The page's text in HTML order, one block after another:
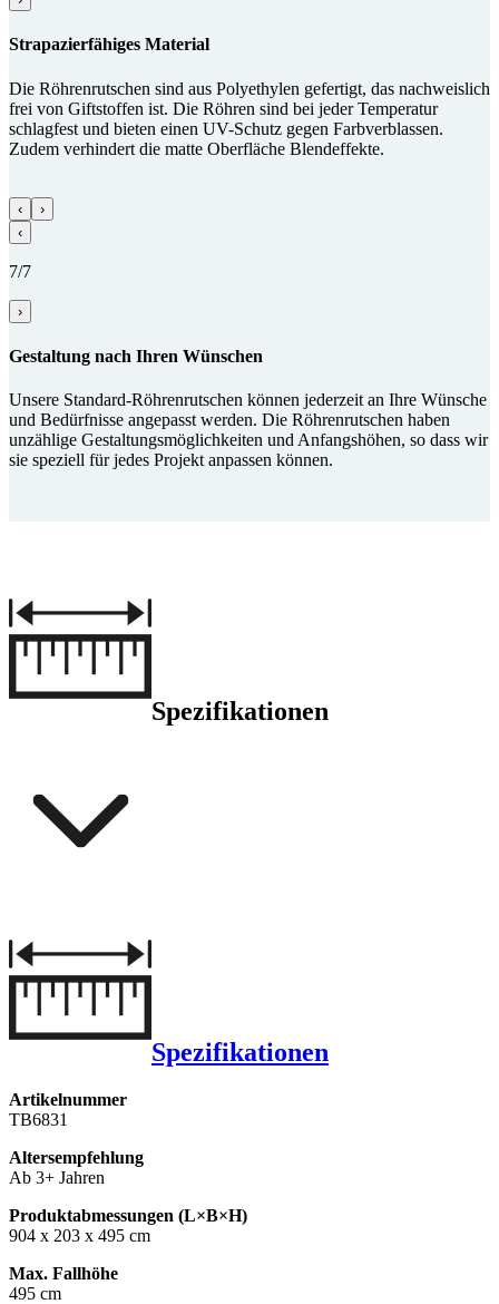
Strapazier­fähiges Material
Die Röhrenrutschen sind aus Polyethylen gefertigt, das nachweislich
frei von Giftstoffen ist. Die Röhren sind bei jeder Temperatur
schlagfest und bieten einen UV-Schutz gegen Farbverblassen.
Zudem verhindert die matte Oberfläche Blendeffekte.
‹
›
‹
7/7
›
Gestaltung nach Ihren Wünschen
Unsere Standard-Röhrenrutschen können jederzeit an Ihre Wünsche
und Bedürfnisse angepasst werden. Die Röhrenrutschen haben
unzählige Gestaltungsmöglichkeiten und Anfangshöhen, so dass wir
sie speziell für jedes Projekt anpassen können.
Spezifikationen
Spezifikationen
Artikelnummer
TB6831
Altersempfehlung
Ab 3+ Jahren
Produktabmessungen (L×B×H)
904 x 203 x 495 cm
Max. Fallhöhe
495 cm